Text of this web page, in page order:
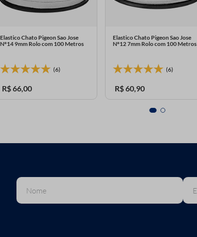
Elastico Chato Pigeon Sao Jose
Nº14 9mm Rolo com 100 Metros
(6)
R$66,00
Elastico Chato Pigeon Sao Jose
Nº12 7mm Rolo com 100 Metros
(6)
R$60,90